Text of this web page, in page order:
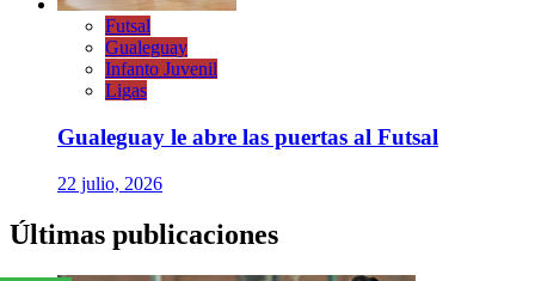
Futsal
Gualeguay
Infanto Juvenil
Ligas
Gualeguay le abre las puertas al Futsal
22 julio, 2026
Últimas publicaciones